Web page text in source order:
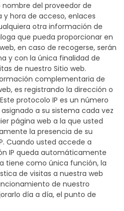
del proveedor de
y hora de acceso, enlaces
otra información de
que pueda proporcionar en
en caso de recogerse, serán
y con la única finalidad de
de nuestro Sitio web.
complementaria de
es registrando la dirección o
protocolo IP es un número
a su sistema cada vez
página web a la que usted
la presencia de su
Cuando usted accede a
IP queda automáticamente
tiene como única función, la
de visitas a nuestra web
de nuestro
día a día, el punto de